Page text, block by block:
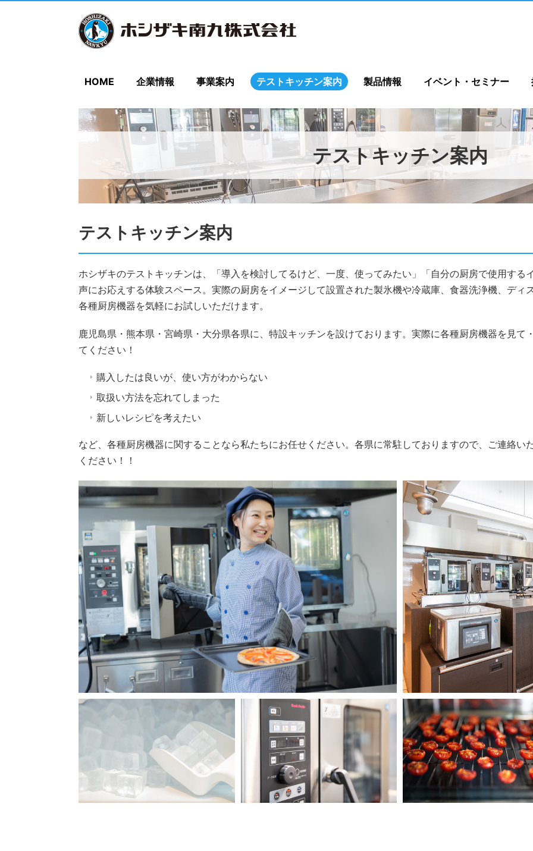
HOME 企業情報 事業案内 テストキッチン案内 製品情報 イベント・セミナー
テストキッチン案内
テストキッチン案内
ホシザキのテストキッチンは、「導入を検討してるけど、一度、使ってみたい」「自分の厨房で使用す
声にお応えする体験スペース。実際の厨房をイメージして設置された製氷機や冷蔵庫、食器洗浄機、ディ
各種厨房機器を気軽にお試しいただけます。
鹿児島県・熊本県・宮崎県・大分県各県に、特設キッチンを設けております。実際に各種厨房機器を見て
てください！
購入したは良いが、使い方がわからない
取扱い方法を忘れてしまった
新しいレシピを考えたい
など、各種厨房機器に関することなら私たちにお任せください。各県に常駐しておりますので、ご連絡い
ください！！